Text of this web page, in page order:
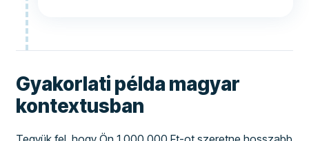
Gyakorlati példa magyar
kontextusban